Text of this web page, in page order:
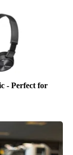
- Perfect for